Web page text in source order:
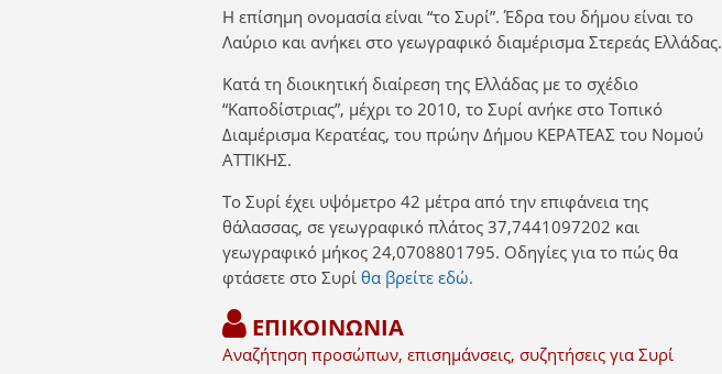
Η επίσημη ονομασία είναι “το Συρί”. Έδρα του δήμου είναι το
Λαύριο και ανήκει στο γεωγραφικό διαμέρισμα Στερεάς Ελλάδας.
Κατά τη διοικητική διαίρεση της Ελλάδας με το σχέδιο
“Καποδίστριας”, μέχρι το 2010, το Συρί ανήκε στο Τοπικό
Διαμέρισμα Κερατέας, του πρώην Δήμου ΚΕΡΑΤΕΑΣ του Νομού
ΑΤΤΙΚΗΣ.
Το Συρί έχει υψόμετρο 42 μέτρα από την επιφάνεια της
θάλασσας, σε γεωγραφικό πλάτος 37,7441097202 και
γεωγραφικό μήκος 24,0708801795. Οδηγίες για το πώς θα
φτάσετε στο Συρί θα βρείτε εδώ.
ΕΠΙΚΟΙΝΩΝΙΑ
Αναζήτηση προσώπων, επισημάνσεις, συζητήσεις για Συρί